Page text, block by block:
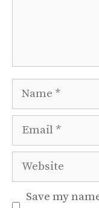
Name
Email
Website
Save my